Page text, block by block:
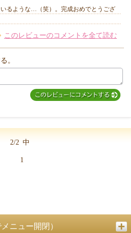
るような…（笑）。完成おめでとうござ
このレビューのコメントを全て読む
。
2/2 中
1
ニュー開閉）